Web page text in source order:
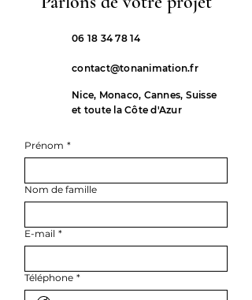
06 18 34 78 14
contact@tonanimation.fr
Nice, Monaco, Cannes, Suisse
et toute la Côte d'Azur
Prénom *
Nom de famille
E-mail *
Téléphone *